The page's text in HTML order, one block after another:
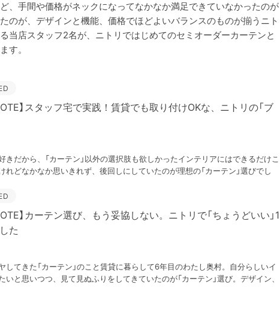
、手間や価格がネックになってなかなか満足できていなかったのが
のが、デザインと機能、価格でほどよいバランスのものが揃うニト
当店スタッフ2名が、ニトリではじめてのセミオーダーカーテンと
す。
】スタッフ宅で実践！賃貸でも取り付けOKな、ニトリの「ブ
きだから、「カーテン」以外の選択肢も欲しかったインテリアにはできるだけこ
れどなかなか思いきれず、後回しにしていたのが理想の「カーテン」選びでし
】カーテン選び、もう妥協しない。ニトリで「ちょうどいい」1
た
してきた「カーテン」のこと賃貸に暮らして6年目のわたし奥村。自分らしいイ
いと思いつつ、見て見ぬふりをしてきていたのが「カーテン」選び。デザイン、